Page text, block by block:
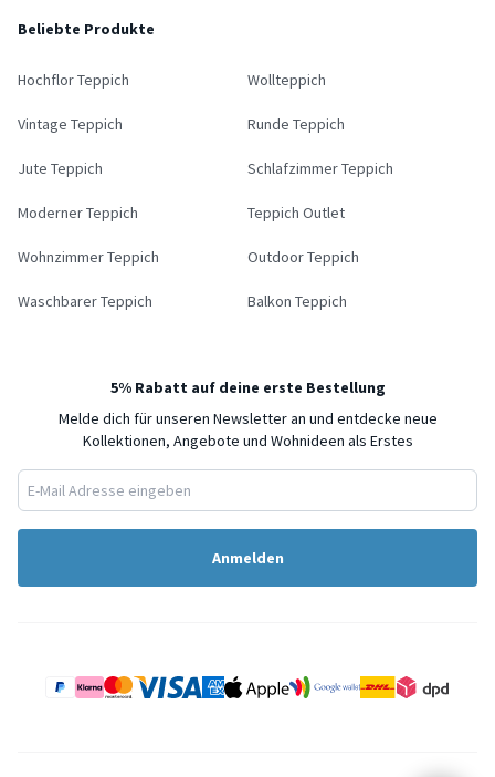
Beliebte Produkte
Hochflor Teppich Wollteppich
Vintage Teppich Runde Teppich
Jute Teppich Schlafzimmer Teppich
Moderner Teppich Teppich Outlet
Wohnzimmer Teppich Outdoor Teppich
Waschbarer Teppich Balkon Teppich
5% Rabatt auf deine erste Bestellung
Melde dich für unseren Newsletter an und entdecke neue
Kollektionen, Angebote und Wohnideen als Erstes
Anmelden